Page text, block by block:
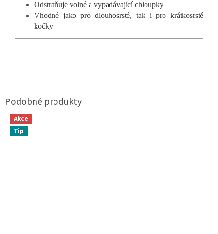
Odstraňuje volné a vypadávající chloupky
Vhodné jako pro dlouhosrsté, tak i pro krátkosrsté
kočky
Akce
Tip